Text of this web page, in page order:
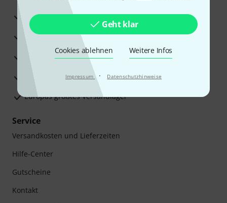
Geht klar
Cookies ablehnen Weitere Infos
Impressum · Datenschutzhinweise
30 Tage Money-Back-Garantie
Reparaturservice
Beratung durch Fachexperten
Zufriedenheitsgarantie
Europas größtes Versandlager
Service
Versandkosten und Lieferzeiten
Hilfe-Center
Gutscheine
Kontakt